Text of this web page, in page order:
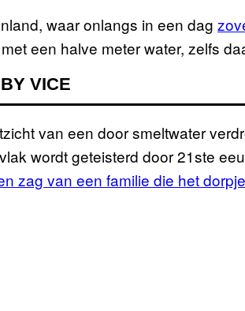
waar onlangs in een dag
een halve meter water, zelfs
VICE
van een door smeltwater
wordt geteisterd door 21ste
zag van een familie die het